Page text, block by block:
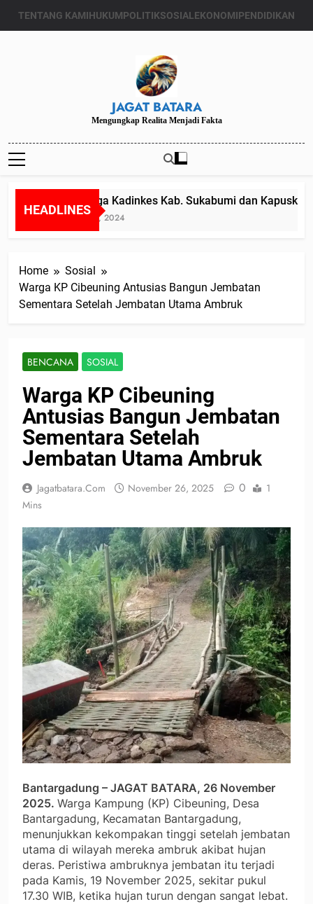
TENTANG KAMIHUKUMPOLITIKSOSIALEKONOMIPENDIDIKAN
JAGAT BATARA
Mengungkap Realita Menjadi Fakta
HEADLINES
Diduga Kadinkes Kab. Sukabumi dan
Juli 24, 2024
Home
Sosial
Warga KP Cibeuning Antusias Bangun Jembatan
Sementara Setelah Jembatan Utama Ambruk
BENCANA SOSIAL
Warga KP Cibeuning
Antusias Bangun Jembatan
Sementara Setelah
Jembatan Utama Ambruk
Jagatbatara.com November 26, 2025 0
1
Mins
Bantargadung – JAGAT BATARA, 26 November
2025. Warga Kampung (KP) Cibeuning, Desa
Bantargadung, Kecamatan Bantargadung,
menunjukkan kekompakan tinggi setelah jembatan
utama di wilayah mereka ambruk akibat hujan
deras. Peristiwa ambruknya jembatan itu terjadi
pada Kamis, 19 November 2025, sekitar pukul
17.30 WIB, ketika hujan turun dengan sangat lebat.